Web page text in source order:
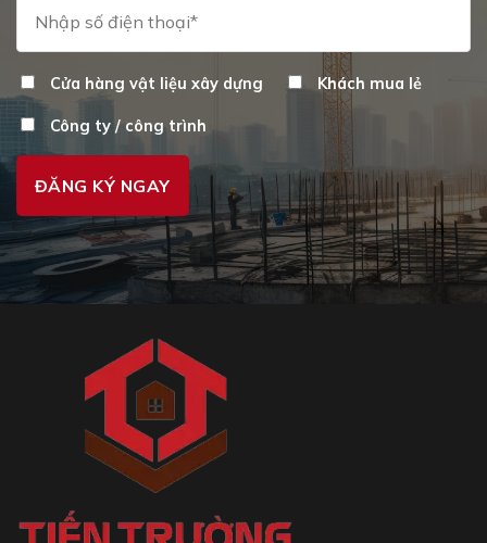
Cửa hàng vật liệu xây dựng Khách mua lẻ
Công ty / công trình